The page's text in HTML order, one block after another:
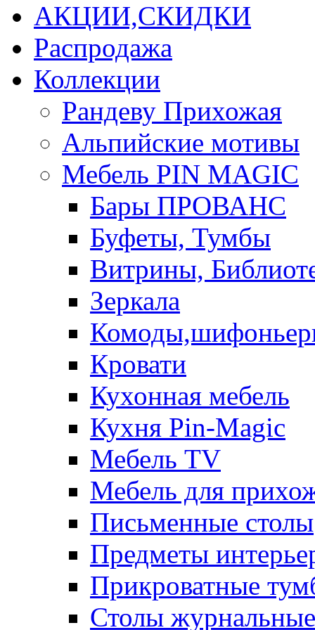
АКЦИИ,СКИДКИ
Распродажа
Коллекции
Рандеву Прихожая
Альпийские мотивы
Мебель PIN MAGIС
Бары ПРОВАНС
Буфеты, Тумбы
Витрины,
Зеркала
Кровати
Кухонная мебель
Кухня Pin-Magic
Мебель TV
Мебель для
Письменные столы
Предметы
Прикроватные
Столы журнальные